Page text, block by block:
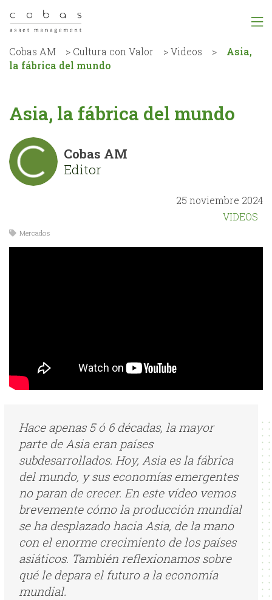
Cobas AM > Cultura con Valor >Videos >
Asia,
la fábrica del mundo
Asia, la fábrica del mundo
Cobas AM
Editor
25 noviembre 2024
VIDEOS
Mercados
Hace apenas 5 ó 6 décadas, la mayor
parte de Asia eran países
subdesarrollados. Hoy, Asia es la fábrica
del mundo, y sus economías emergentes
no paran de crecer. En este vídeo vemos
brevemente cómo la producción mundial
se ha desplazado hacia Asia, de la mano
con el enorme crecimiento de los países
asiáticos. También reflexionamos sobre
qué le depara el futuro a la economía
mundial.